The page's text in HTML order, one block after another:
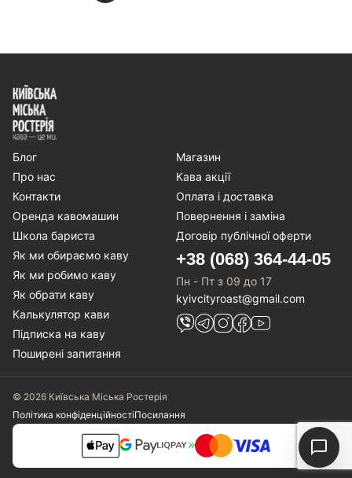
Блог
Про нас
Контакти
Оренда кавомашин
Школа бариста
Магазин
Кава акції
Оплата і доставка
Повернення і заміна
Договір публічної оферти
Як ми обираємо каву
Як ми робимо каву
Як обрати каву
Калькулятор кави
Підписка на каву
Поширені запитання
+38 (068) 364-44-05
Пн - Пт з 09 до 17
kyivcityroast@gmail.com
© 2026 Київська Міська Ростерія
Політика конфіденційностіПосилання